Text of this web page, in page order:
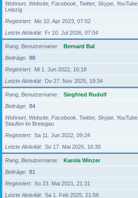
Wohnort, Website, Facebook, Twitter, Skype, YouTube
Leipzig
Registriert
Mo 10. Apr 2023, 07:02
Letzte Aktivität
Fr 10. Jul 2026, 07:04
Rang, Benutzername
Bernard Bal
Beiträge
88
Registriert
Mi 1. Jun 2022, 16:18
Letzte Aktivität
Do 27. Nov 2025, 19:34
Rang, Benutzername
Siegfried Rudolf
Beiträge
84
Wohnort, Website, Facebook, Twitter, Skype, YouTube
Staufen im Breisgau
Registriert
Sa 11. Jun 2022, 09:24
Letzte Aktivität
So 17. Mai 2026, 16:30
Rang, Benutzername
Karola Winzer
Beiträge
81
Registriert
So 23. Mai 2021, 21:31
Letzte Aktivität
Sa 1. Feb 2025, 21:56